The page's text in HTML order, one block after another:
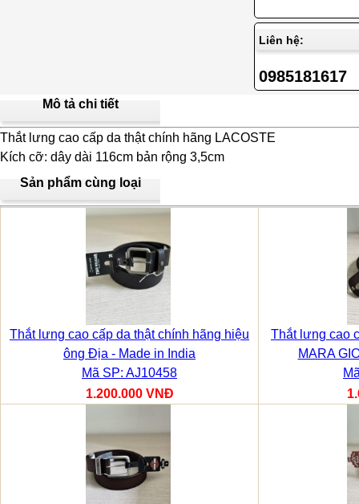
Liên hệ:
0985181617
Mô tả chi tiết
Thắt lưng cao cấp da thật chính hãng LACOSTE
Kích cỡ: dây dài 116cm bản rộng 3,5cm
Sản phẩm cùng loại
Thắt lưng cao cấp da thật chính hãng hiệu
ông Địa - Made in India
Mã SP: AJ10458
1.200.000 VNĐ
Thắt lưng cao
MARA